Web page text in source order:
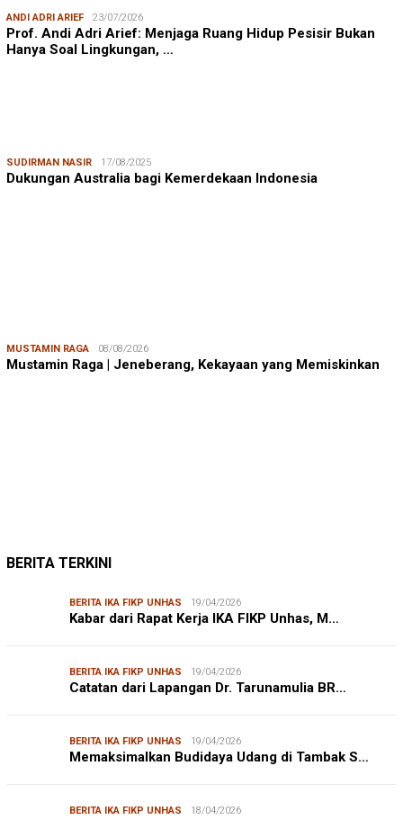
ANDI ADRI ARIEF 23/07/2026
Prof. Andi Adri Arief: Menjaga Ruang Hidup Pesisir Bukan
Hanya Soal Lingkungan, …
SUDIRMAN NASIR 17/08/2025
Dukungan Australia bagi Kemerdekaan Indonesia
MUSTAMIN RAGA 08/08/2026
Mustamin Raga | Jeneberang, Kekayaan yang Memiskinkan
BERITA TERKINI
BERITA IKA FIKP UNHAS 19/04/2026
Kabar dari Rapat Kerja IKA FIKP Unhas, M…
BERITA IKA FIKP UNHAS 19/04/2026
Catatan dari Lapangan Dr. Tarunamulia BR…
BERITA IKA FIKP UNHAS 19/04/2026
Memaksimalkan Budidaya Udang di Tambak S…
BERITA IKA FIKP UNHAS 18/04/2026